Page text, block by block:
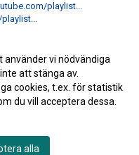
playlist...
använder vi nödvändiga
att stänga av.
cookies, t.ex. för statistik
du vill acceptera dessa.
alla